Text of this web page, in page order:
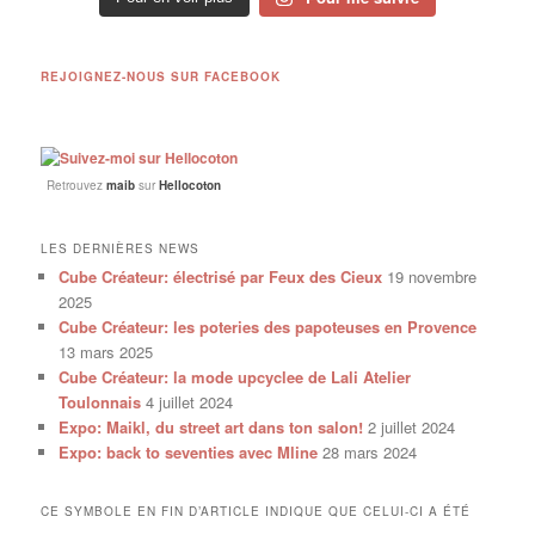
REJOIGNEZ-NOUS SUR FACEBOOK
Retrouvezmaib surHellocoton
LES DERNIÈRES NEWS
Cube Créateur: électrisé par Feux des Cieux 19 novembre
2025
Cube Créateur: les poteries des papoteuses en Provence
13 mars 2025
Cube Créateur: la mode upcyclee de Lali Atelier
Toulonnais 4 juillet 2024
Expo: Maikl, du street art dans ton salon! 2 juillet 2024
Expo: back to seventies avec Mline 28 mars 2024
CE SYMBOLE EN FIN D’ARTICLE INDIQUE QUE CELUI-CI A ÉTÉ